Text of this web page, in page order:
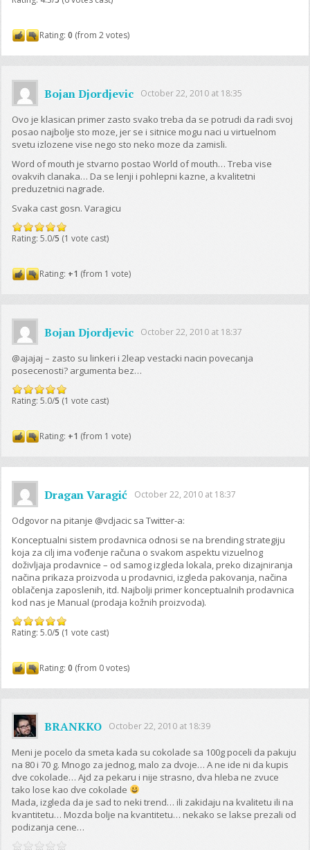
Rating:0 (from 2 votes)
Bojan Djordjevic October 22, 2010 at 18:35
Ovo je klasican primer zasto svako treba da se potrudi da radi svoj
posao najbolje sto moze, jer se i sitnice mogu naci u virtuelnom
svetu izlozene vise nego sto neko moze da zamisli.
Word of mouth je stvarno postao World of mouth… Treba vise
ovakvih clanaka… Da se lenji i pohlepni kazne, a kvalitetni
preduzetnici nagrade.
Svaka cast gosn. Varagicu
Rating: 5.0/5 (1 vote cast)
Rating: +1 (from 1 vote)
Bojan Djordjevic October 22, 2010 at 18:37
@ajajaj – zasto su linkeri i 2leap vestacki nacin povecanja
posecenosti? argumenta bez…
Rating: 5.0/5 (1 vote cast)
Rating: +1 (from 1 vote)
Dragan Varagić October 22, 2010 at 18:37
Odgovor na pitanje @vdjacic sa Twitter-a:
Konceptualni sistem prodavnica odnosi se na brending strategiju
koja za cilj ima vođenje računa o svakom aspektu vizuelnog
doživljaja prodavnice – od samog izgleda lokala, preko dizajniranja
načina prikaza proizvoda u prodavnici, izgleda pakovanja, načina
oblačenja zaposlenih, itd. Najbolji primer konceptualnih prodavnica
kod nas je Manual (prodaja kožnih proizvoda).
Rating: 5.0/5 (1 vote cast)
Rating:0 (from 0 votes)
BRANKKO October 22, 2010 at 18:39
Meni je pocelo da smeta kada su cokolade sa 100g poceli da pakuju
na 80 i 70 g. Mnogo za jednog, malo za dvoje… A ne ide ni da kupis
dve cokolade… Ajd za pekaru i nije strasno, dva hleba ne zvuce
tako lose kao dve cokolade
Mada, izgleda da je sad to neki trend… ili zakidaju na kvalitetu ili na
kvantitetu… Mozda bolje na kvantitetu… nekako se lakse prezali od
podizanja cene…